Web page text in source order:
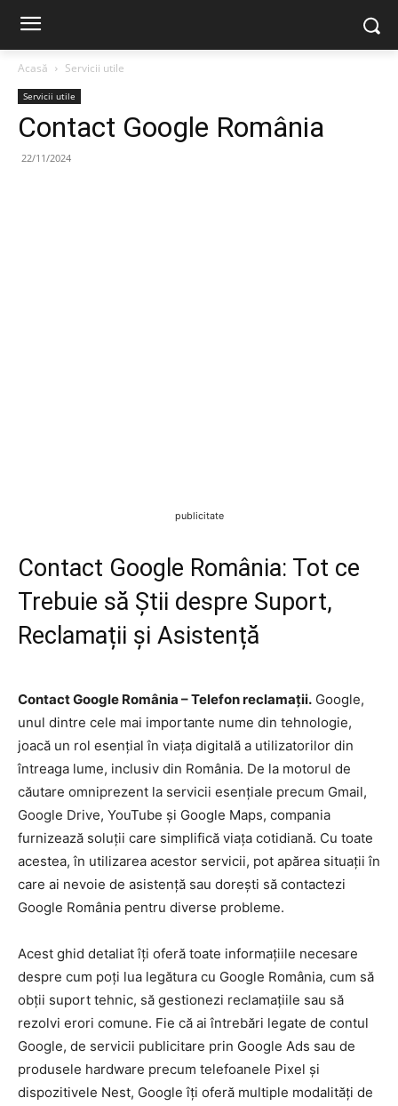
Acasă Servicii utile
Servicii utile
Contact Google România
22/11/2024
publicitate
Contact Google România: Tot ce
Trebuie să Știi despre Suport,
Reclamații și Asistență
Contact Google România – Telefon reclamații. Google,
unul dintre cele mai importante nume din tehnologie,
joacă un rol esențial în viața digitală a utilizatorilor din
întreaga lume, inclusiv din România. De la motorul de
căutare omniprezent la servicii esențiale precum Gmail,
Google Drive, YouTube și Google Maps, compania
furnizează soluții care simplifică viața cotidiană. Cu toate
acestea, în utilizarea acestor servicii, pot apărea situații în
care ai nevoie de asistență sau dorești să contactezi
Google România pentru diverse probleme.
Acest ghid detaliat îți oferă toate informațiile necesare
despre cum poți lua legătura cu Google România, cum să
obții suport tehnic, să gestionezi reclamațiile sau să
rezolvi erori comune. Fie că ai întrebări legate de contul
Google, de servicii publicitare prin Google Ads sau de
produsele hardware precum telefoanele Pixel și
dispozitivele Nest, Google îți oferă multiple modalități de